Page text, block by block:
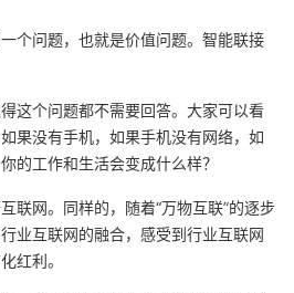
个问题，也就是价值问题。智能联接
这个问题都不需要回答。大家可以看
果没有手机，如果手机没有网络，如
的工作和生活会变成什么样？
联网。同样的，随着“万物互联”的逐步
业互联网的融合，感受到行业互联网
红利。